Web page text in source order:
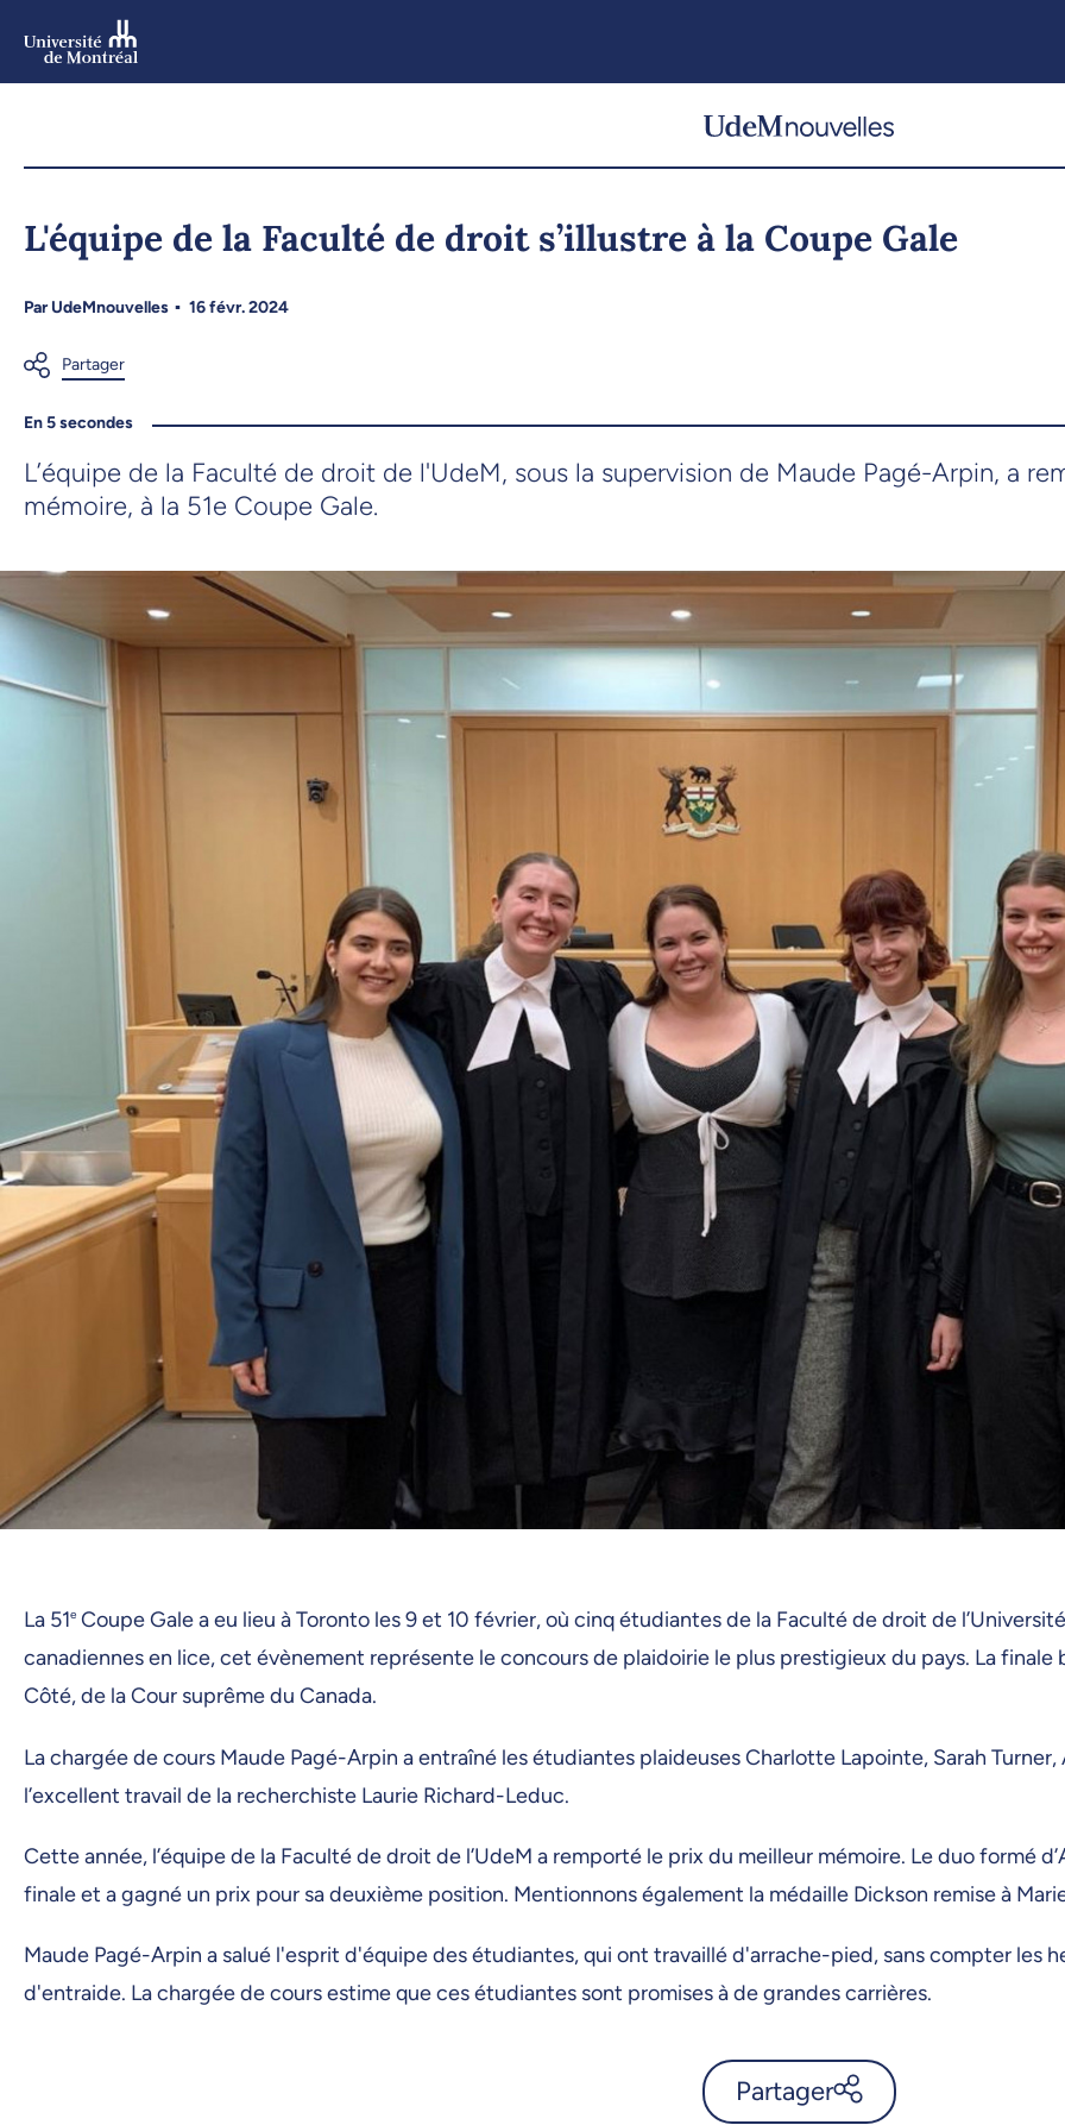
L'équipe de la Faculté de droit s’illustre à la Coupe Gale
ParUdeMnouvelles 16 févr. 2024
En 5 secondes
L’équipe de la Faculté de droit de l'UdeM, sous la supervision de Maude Pagé-Arpin, a
mémoire, à la 51e Coupe Gale.
La 51e Coupe Gale a eu lieu à Toronto les 9 et 10 février, où cinq étudiantes de la Faculté de droit de
canadiennes en lice, cet évènement représente le concours de plaidoirie le plus prestigieux du pays. La finale
Côté, de la Cour suprême du Canada.
La chargée de cours Maude Pagé-Arpin a entraîné les étudiantes plaideuses Charlotte Lapointe, Sarah
l’excellent travail de la recherchiste Laurie Richard-Leduc.
Cette année, l’équipe de la Faculté de droit de l’UdeM a remporté le prix du meilleur mémoire. Le duo formé
finale et a gagné un prix pour sa deuxième position. Mentionnons également la médaille Dickson remise à
Maude Pagé-Arpin a salué l'esprit d'équipe des étudiantes, qui ont travaillé d'arrache-pied, sans compter les
d'entraide. La chargée de cours estime que ces étudiantes sont promises à de grandes carrières.
Partager